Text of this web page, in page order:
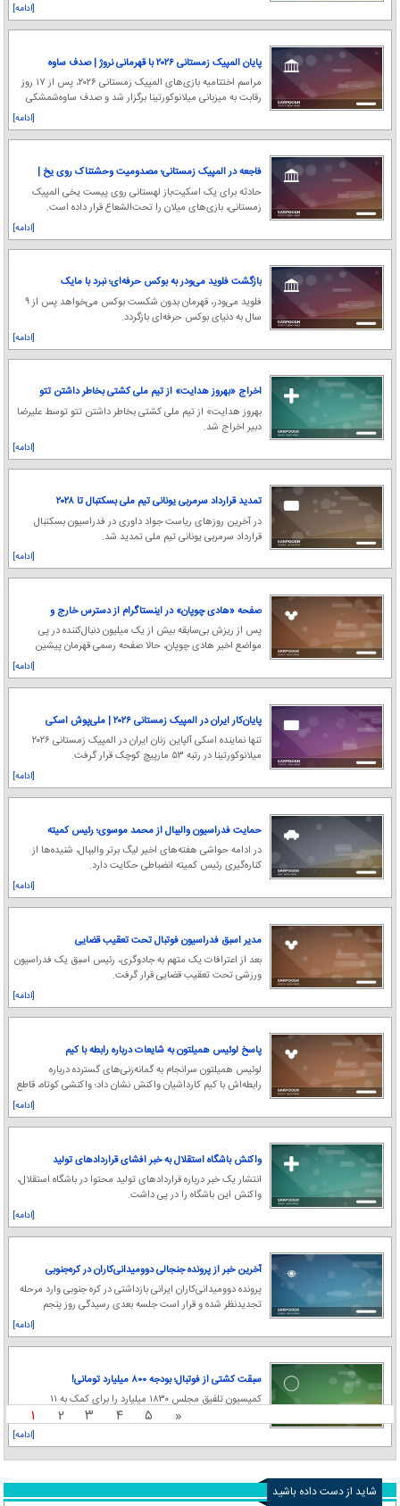
[ادامه]
پایان المپیک زمستانی ۲۰۲۶ با قهرمانی نروژ | صدف ساوه
شمشکی پرچمدار ایران شد
مراسم اختتامیه بازی‌های المپیک زمستانی ۲۰۲۶، پس از ۱۷ روز
رقابت به میزبانی میلانوکورتینا برگزار شد و صدف ساوه‌شمشکی
[ادامه]
فاجعه در المپیک زمستانی؛ مصدومیت وحشتناک روی یخ |
‏ممکن بود اسکیت‌باز لهستانی کور شود
حادثه برای یک اسکیت‌باز لهستانی روی پیست یخی المپیک
زمستانی، بازی‌های میلان را تحت‌الشعاع قرار داده است.
[ادامه]
بازگشت فلوید می‌ودر به بوکس حرفه‌ای؛ نبرد با مایک
تایسون
فلوید می‌ودر، قهرمان بدون شکست بوکس می‌خواهد پس از ۹
سال به دنیای بوکس حرفه‌ای بازگردد.
[ادامه]
اخراج «بهروز هدایت» از تیم ملی کشتی بخاطر داشتن تتو
توسط علیرضا دبیر؟
بهروز هدایت» از تیم ملی کشتی بخاطر داشتن تتو توسط علیرضا
دبیر اخراج شد.
[ادامه]
تمدید قرارداد سرمربی یونانی تیم ملی بسکتبال تا ۲۰۲۸
در آخرین روزهای ریاست جواد داوری در فدراسیون بسکتبال
قرارداد سرمربی یونانی تیم ملی تمدید شد.
[ادامه]
صفحه «هادی چوپان» در اینستاگرام از دسترس خارج و
دوباره برگشت | فرار از آنفالو یا ریپورت کاربران؟
پس از ریزش بی‌سابقه بیش از یک میلیون دنبال‌کننده در پی
مواضع اخیر هادی چوپان، حالا صفحه رسمی قهرمان پیشین
[ادامه]
پایان‌کار ایران در المپیک زمستانی ۲۰۲۶ | ملی‌پوش اسکی‌
بین ۵۳ نفر آخر شد
تنها نماینده اسکی آلپاین زنان ایران در المپیک ‌زمستانی ۲۰۲۶
میلانوکورتینا در رتبه ۵۳ مارپیچ کوچک قرار گرفت.
[ادامه]
حمایت فدراسیون والیبال از محمد موسوی؛ رئیس کمیته
انضباطی استعفا کرد
در ادامه حواشی هفته‌های اخیر لیگ برتر والیبال، شنیده‌ها از
کناره‌گیری رئیس کمیته انضباطی حکایت دارد.
[ادامه]
مدیر اسبق فدراسیون فوتبال تحت تعقیب قضایی
بعد از اعترافات یک متهم به جادوگری، رئیس اسبق یک فدراسیون
ورزشی تحت تعقیب قضایی قرار گرفت.
[ادامه]
پاسخ لوئیس همیلتون به شایعات درباره رابطه با کیم
کارداشیان
لوئیس همیلتون سرانجام به گمانه‌زنی‌های گسترده درباره
رابطه‌اش با کیم کارداشیان واکنش نشان داد؛ واکنشی کوتاه، قاطع
[ادامه]
واکنش باشگاه استقلال به خبر افشای قراردادهای تولید
محتوا
انتشار یک خبر درباره قراردادهای تولید محتوا در باشگاه استقلال،
واکنش این باشگاه را در پی داشت.
[ادامه]
آخرین خبر از پرونده جنجالی دوومیدانی‌کاران در کره‌جنوبی
پرونده دوومیدانی‌کاران ایرانی بازداشتی در کره جنوبی وارد مرحله
تجدیدنظر شده و قرار است جلسه بعدی رسیدگی روز پنجم
[ادامه]
سبقت کشتی از فوتبال؛ بودجه ۸۰۰ میلیارد تومانی!
کمیسیون تلفیق مجلس ۱۸۳۰ میلیارد را برای کمک به ۱۱
فدراسیون ورزش، کمیته پارالمپیک و بازی‌های آسیایی مصوب
[ادامه]
۱ ۲ ۳ ۴ ۵ «
شاید از دست داده باشید